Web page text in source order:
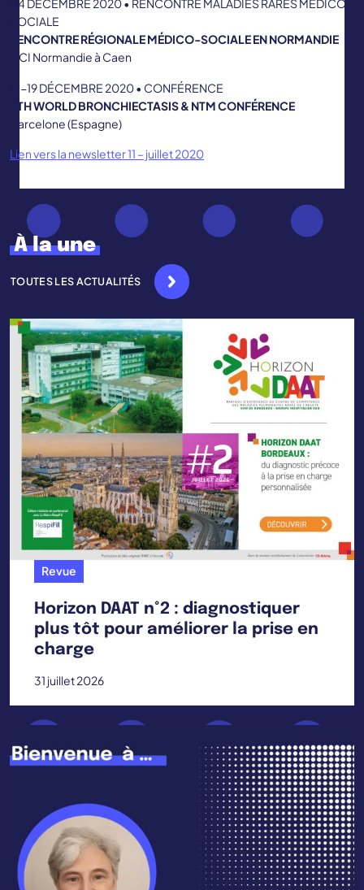
04 DÉCEMBRE 2020 • RENCONTRE MALADIES RARES MÉDICO-
SOCIALE
RENCONTRE RÉGIONALE MÉDICO-SOCIALE EN NORMANDIE
CCI Normandie à Caen
17-19 DÉCEMBRE 2020 • CONFÉRENCE
4TH WORLD BRONCHIECTASIS & NTM CONFÉRENCE
Barcelone (Espagne)
Lien vers la newsletter 11 – juillet 2020
À la une
TOUTES LES ACTUALITÉS
Revue
Horizon DAAT n°2 : diagnostiquer
plus tôt pour améliorer la prise en
charge
31 juillet 2026